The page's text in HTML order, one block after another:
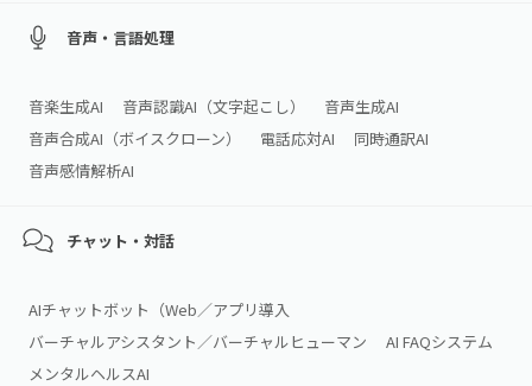
音声・言語処理
音楽生成AI 音声認識AI（文字起こし）
音声生成AI
音声合成AI（ボイスクローン）
電話応対AI
同時通訳AI
音声感情解析AI
チャット・対話
AIチャットボット（Web／アプリ導入
バーチャルアシスタント／バーチャルヒューマン
AI FAQシステム
メンタルヘルスAI